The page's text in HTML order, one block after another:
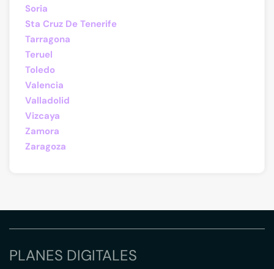
Soria
Sta Cruz De Tenerife
Tarragona
Teruel
Toledo
Valencia
Valladolid
Vizcaya
Zamora
Zaragoza
PLANES DIGITALES